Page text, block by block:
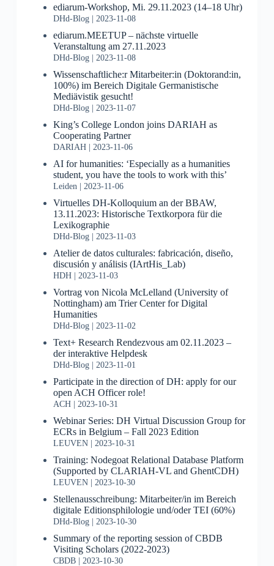
ediarum-Workshop, Mi. 29.11.2023 (14–18 Uhr)
DHd-Blog 2023-11-08
ediarum.MEETUP – nächste virtuelle
Veranstaltung am 27.11.2023
DHd-Blog 2023-11-08
Wissenschaftliche:r Mitarbeiter:in (Doktorand:in,
100%) im Bereich Digitale Germanistische
Mediävistik gesucht!
DHd-Blog 2023-11-07
King’s College London joins DARIAH as
Cooperating Partner
DARIAH 2023-11-06
AI for humanities: ‘Especially as a humanities
student, you have the tools to work with this’
Leiden 2023-11-06
Virtuelles DH-Kolloquium an der BBAW,
13.11.2023: Historische Textkorpora für die
Lexikographie
DHd-Blog 2023-11-03
Atelier de datos culturales: fabricación, diseño,
discusión y análisis (IArtHis_Lab)
HDH 2023-11-03
Vortrag von Nicola McLelland (University of
Nottingham) am Trier Center for Digital
Humanities
DHd-Blog 2023-11-02
Text+ Research Rendezvous am 02.11.2023 –
der interaktive Helpdesk
DHd-Blog 2023-11-01
Participate in the direction of DH: apply for our
open ACH Officer role!
ACH 2023-10-31
Webinar Series: DH Virtual Discussion Group for
ECRs in Belgium – Fall 2023 Edition
LEUVEN 2023-10-31
Training: Nodegoat Relational Database Platform
(Supported by CLARIAH-VL and GhentCDH)
LEUVEN 2023-10-30
Stellenausschreibung: Mitarbeiter/in im Bereich
digitale Editionsphilologie und/oder TEI (60%)
DHd-Blog 2023-10-30
Summary of the reporting session of CBDB
Visiting Scholars (2022-2023)
CBDB 2023-10-30